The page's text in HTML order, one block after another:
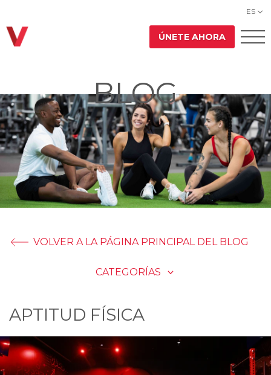
ES
ÚNETE AHORA
BLOG
VOLVER A LA PÁGINA PRINCIPAL DEL BLOG
CATEGORÍAS
APTITUD FÍSICA